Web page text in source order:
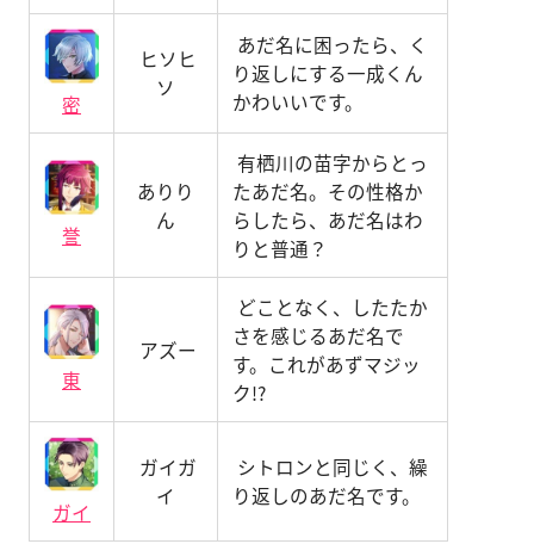
密
ヒソヒ
ソ
あだ名に困ったら、く
り返しにする一成くん
かわいいです。
誉
ありり
ん
有栖川の苗字からとっ
たあだ名。その性格か
らしたら、あだ名はわ
りと普通？
東
アズー
どことなく、したたか
さを感じるあだ名で
す。これがあずマジッ
ク!?
ガイ
ガイガ
イ
シトロンと同じく、繰
り返しのあだ名です。